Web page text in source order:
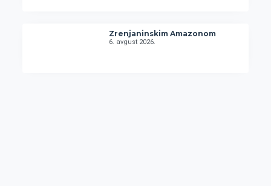
Zrenjaninskim Amazonom
6. avgust 2026.